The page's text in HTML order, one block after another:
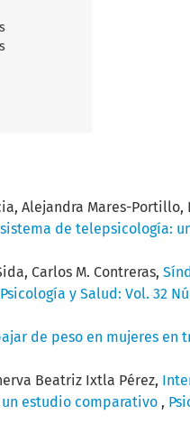
Alejandra Mares-Portillo,
de telepsicología:
Carlos M. Contreras,
Psicología y Salud: Vol. 32
de peso en mujeres
Beatriz Ixtla Pérez,
estudio comparativo ,